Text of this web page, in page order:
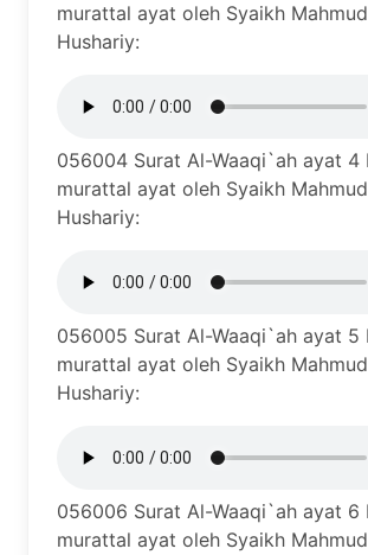
murattal ayat oleh Syaikh
Hushariy:
056004 Surat Al-Waaqi`ah ayat 4
murattal ayat oleh Syaikh
Hushariy:
056005 Surat Al-Waaqi`ah ayat 5
murattal ayat oleh Syaikh
Hushariy:
056006 Surat Al-Waaqi`ah ayat 6
murattal ayat oleh Syaikh